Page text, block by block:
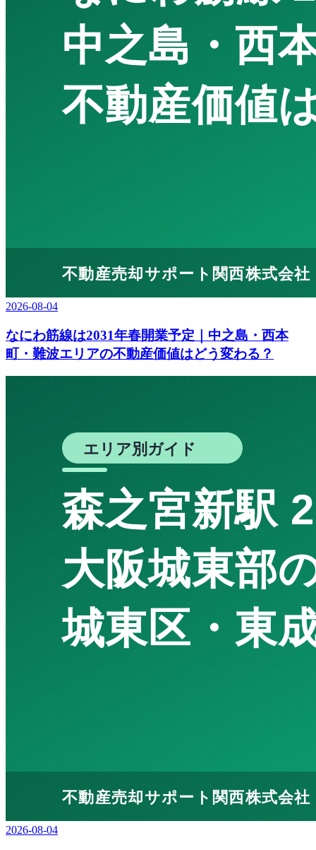
2026-08-04
なにわ筋線は2031年春開業予定｜中之島・西本
町・難波エリアの不動産価値はどう変わる？
2026-08-04